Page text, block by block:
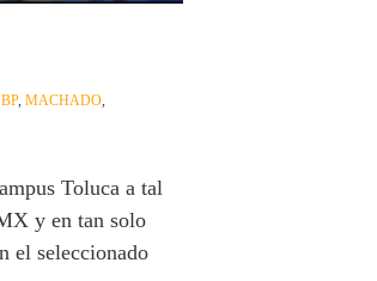
, MACHADO,
Toluca a tal
y en tan solo
el seleccionado